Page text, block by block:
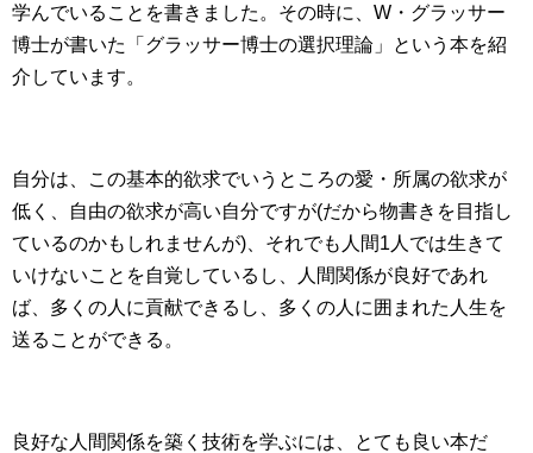
学んでいることを書きました。その時に、W・グラッサー
博士が書いた「グラッサー博士の選択理論」という本を紹
介しています。
自分は、この基本的欲求でいうところの愛・所属の欲求が
低く、自由の欲求が高い自分ですが(だから物書きを目指し
ているのかもしれませんが)、それでも人間1人では生きて
いけないことを自覚しているし、人間関係が良好であれ
ば、多くの人に貢献できるし、多くの人に囲まれた人生を
送ることができる。
良好な人間関係を築く技術を学ぶには、とても良い本だ